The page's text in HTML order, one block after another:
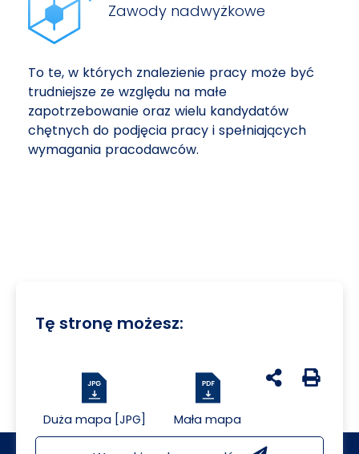
Zawody nadwyżkowe
To te, w których znalezienie pracy może być
trudniejsze ze względu na małe
zapotrzebowanie oraz wielu kandydatów
chętnych do podjęcia pracy i spełniających
wymagania pracodawców.
Tę stronę możesz:
Duża mapa [JPG] Mała mapa
udostępnij na
Generuj